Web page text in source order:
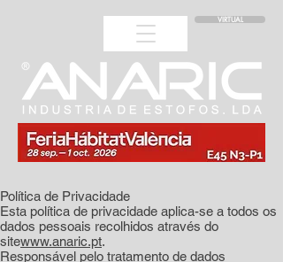
VIRTUAL
Política de Privacidade
Esta política de privacidade aplica-se a todos os
dados pessoais recolhidos através do
sitewww.anaric.pt.
Responsável pelo tratamento de dados